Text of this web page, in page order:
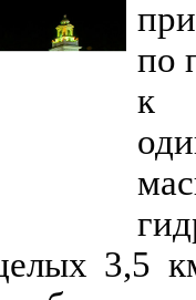
по
к
3,5